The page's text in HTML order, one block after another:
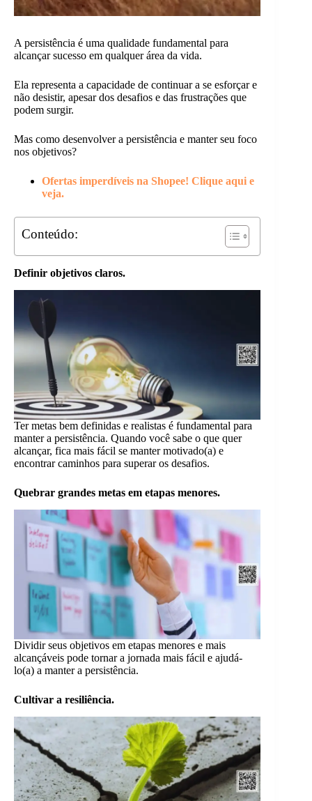
A persistência é uma qualidade fundamental para
alcançar sucesso em qualquer área da vida.
Ela representa a capacidade de continuar a se esforçar e
não desistir, apesar dos desafios e das frustrações que
podem surgir.
Mas como desenvolver a persistência e manter seu foco
nos objetivos?
Ofertas imperdíveis na Shopee! Clique aqui e
veja.
Conteúdo:
Definir objetivos claros.
Ter metas bem definidas e realistas é fundamental para
manter a persistência. Quando você sabe o que quer
alcançar, fica mais fácil se manter motivado(a) e
encontrar caminhos para superar os desafios.
Quebrar grandes metas em etapas menores.
Dividir seus objetivos em etapas menores e mais
alcançáveis pode tornar a jornada mais fácil e ajudá-
lo(a) a manter a persistência.
Cultivar a resiliência.